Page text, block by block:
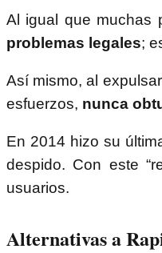
Al igual que muchas
problemas legales;
Así mismo, al
esfuerzos, nunca
En 2014 hizo su
despido. Con este
usuarios.
Alternativas a